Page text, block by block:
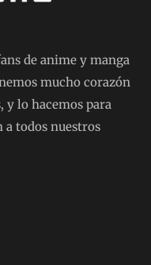
de anime y manga
mucho corazón
y lo hacemos para
todos nuestros